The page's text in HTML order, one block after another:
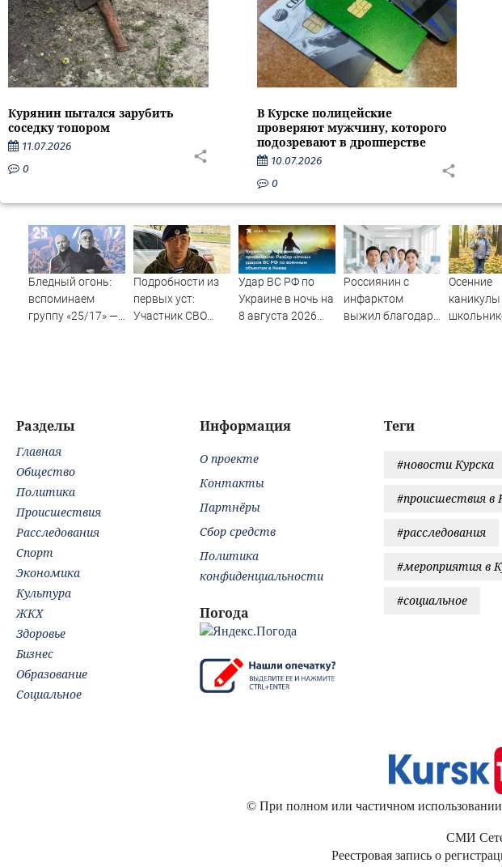
Курянин пытался зарубить
соседку топором
11.07.2026
0
В Курске полицейские
проверяют мужчину, которого
подозревают в дропперстве
10.07.2026
0
Бледный огонь:
вспоминаем
группу «25/17» —
Подробности из
первых уст:
Участник СВО
Удар ВС РФ по
Украине в ночь на
8 августа 2026
Россиянин с
инфарктом
выжил благодаря
Осенние
каникулы
Теги
#новости Курска
#происшествия в
#расследования
#мероприятия в
#социальное
Разделы
Главная
Общество
Политика
Происшествия
Расследования
Спорт
Экономика
Культура
ЖКХ
Здоровье
Бизнес
Образование
Социальное
Информация
О проекте
Контакты
Партнёры
Сбор средств
Политика
конфиденциальности
Погода
© При полном или частичном использовании
СМИ
Реестровая запись о